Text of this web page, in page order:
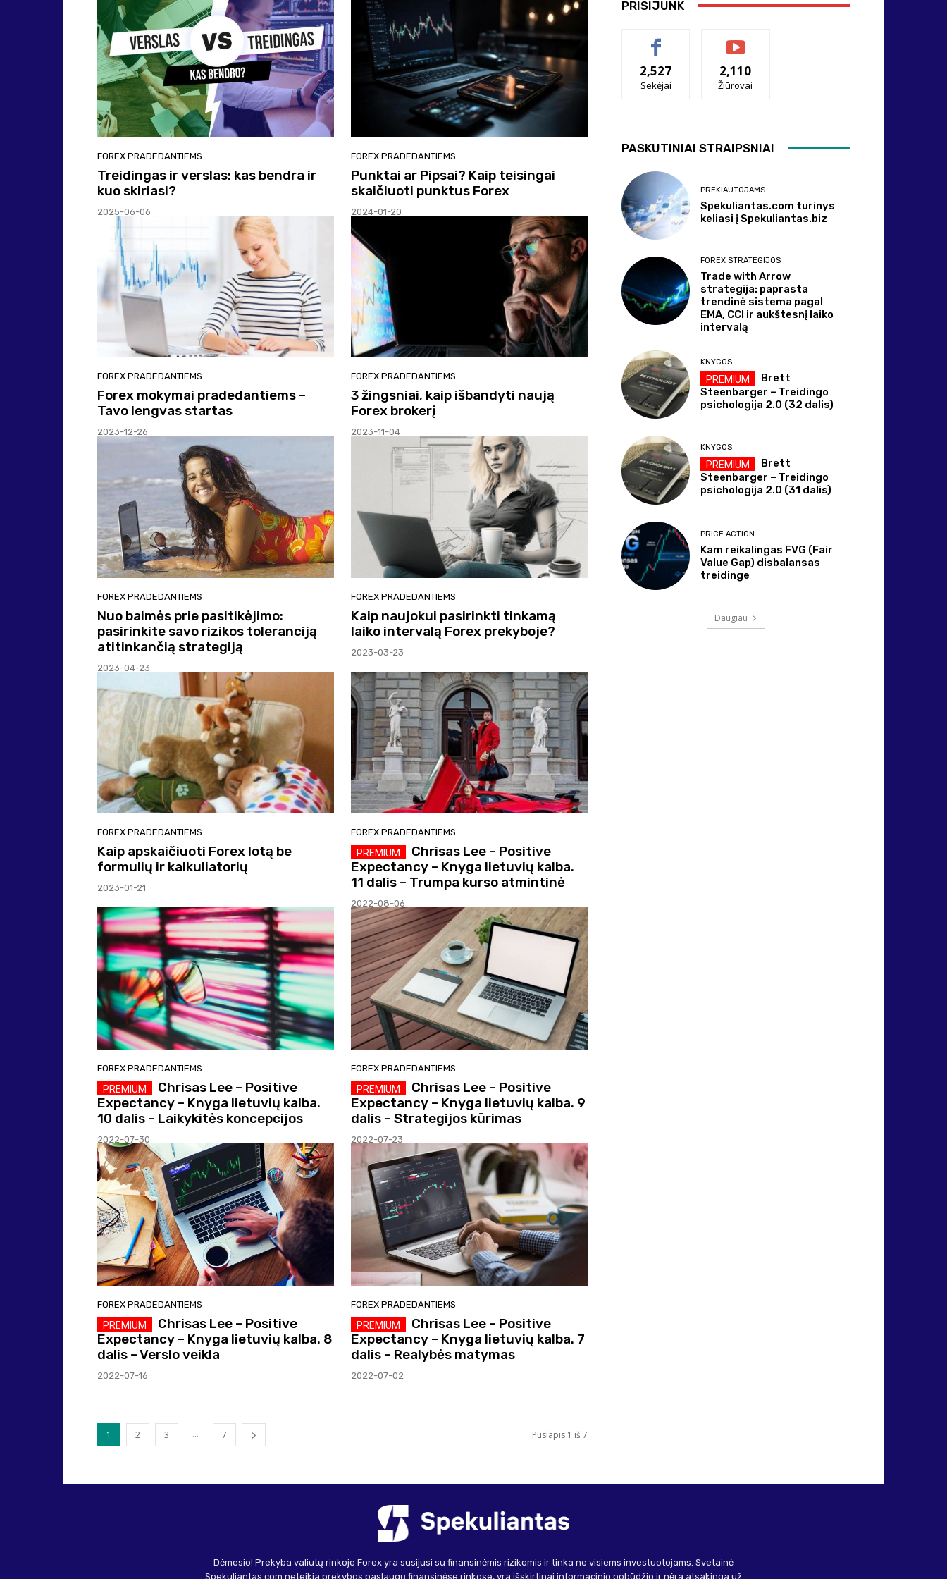
FOREX PRADEDANTIEMS
Treidingas ir verslas: kas bendra ir
kuo skiriasi?
2025-06-06
FOREX PRADEDANTIEMS
Punktai ar Pipsai? Kaip teisingai
skaičiuoti punktus Forex
2024-01-20
FOREX PRADEDANTIEMS
Forex mokymai pradedantiems –
Tavo lengvas startas
2023-12-26
FOREX PRADEDANTIEMS
3 žingsniai, kaip išbandyti naują
Forex brokerį
2023-11-04
FOREX PRADEDANTIEMS
Nuo baimės prie pasitikėjimo:
pasirinkite savo rizikos toleranciją
atitinkančią strategiją
2023-04-23
FOREX PRADEDANTIEMS
Kaip naujokui pasirinkti tinkamą
laiko intervalą Forex prekyboje?
2023-03-23
FOREX PRADEDANTIEMS
Kaip apskaičiuoti Forex lotą be
formulių ir kalkuliatorių
2023-01-21
FOREX PRADEDANTIEMS
Chrisas Lee – Positive
Expectancy – Knyga lietuvių kalba.
11 dalis – Trumpa kurso atmintinė
2022-08-06
FOREX PRADEDANTIEMS
Chrisas Lee – Positive
Expectancy – Knyga lietuvių kalba.
10 dalis – Laikykitės koncepcijos
2022-07-30
FOREX PRADEDANTIEMS
Chrisas Lee – Positive
Expectancy – Knyga lietuvių kalba. 9
dalis – Strategijos kūrimas
2022-07-23
FOREX PRADEDANTIEMS
Chrisas Lee – Positive
Expectancy – Knyga lietuvių kalba. 8
dalis – Verslo veikla
2022-07-16
FOREX PRADEDANTIEMS
Chrisas Lee – Positive
Expectancy – Knyga lietuvių kalba. 7
dalis – Realybės matymas
2022-07-02
1 2 3 ... 7 Puslapis 1 iš 7
PRISIJUNK
2,527
Sekėjai
2,110
Žiūrovai
PASKUTINIAI STRAIPSNIAI
PREKIAUTOJAMS
Spekuliantas.com turinys
keliasi į Spekuliantas.biz
FOREX STRATEGIJOS
Trade with Arrow
strategija: paprasta
trendinė sistema pagal
EMA, CCI ir aukštesnį laiko
intervalą
KNYGOS
Brett
Steenbarger – Treidingo
psichologija 2.0 (32 dalis)
KNYGOS
Brett
Steenbarger – Treidingo
psichologija 2.0 (31 dalis)
PRICE ACTION
Kam reikalingas FVG (Fair
Value Gap) disbalansas
treidinge
Daugiau
Dėmesio! Prekyba valiutų rinkoje Forex yra susijusi su finansinėmis rizikomis ir tinka ne visiems investuotojams. Svetainė
Spekuliantas.com neteikia prekybos paslaugų finansinėse rinkose, yra išskirtinai informacinio pobūdžio ir nėra atsakinga už